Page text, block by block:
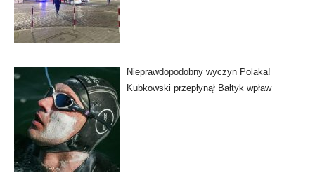
Nieprawdopodobny wyczyn Polaka!
Kubkowski przepłynął Bałtyk wpław